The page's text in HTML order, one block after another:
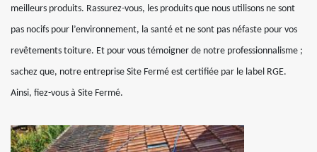
meilleurs produits. Rassurez-vous, les produits que nous utilisons ne sont
pas nocifs pour l’environnement, la santé et ne sont pas néfaste pour vos
revêtements toiture. Et pour vous témoigner de notre professionnalisme ;
sachez que, notre entreprise Site Fermé est certifiée par le label RGE.
Ainsi, fiez-vous à Site Fermé.